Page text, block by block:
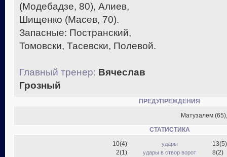
(Модебадзе, 80), Алиев,
Шищенко (Масев, 70).
Запасные: Постранский,
Томовски, Тасевски, Полевой.
Главный тренер: Вячеслав
Грозный
ПРЕДУПРЕЖДЕНИЯ
Матузалем
СТАТИСТИКА
10(4)
2(1)
удары
удары в створ ворот
13(5)
8(2)